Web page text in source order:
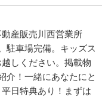
産販売川西営業所
駐車場完備。キッズス
しください。掲載物
介！一緒にあなたにと
日特典あり！まずは